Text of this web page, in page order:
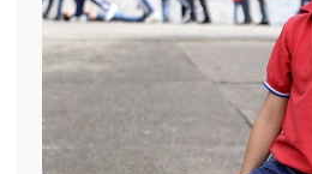
Padres
Egresados
Pagos